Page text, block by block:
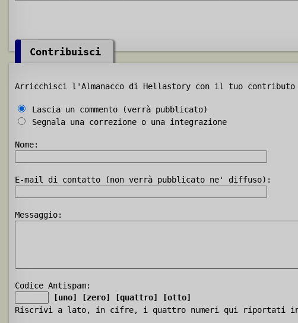
Contribuisci
Arricchisci l'Almanacco di Hellastory con il tuo contributo
Lascia un commento (verrà pubblicato)
Segnala una correzione o una integrazione
Nome:
E-mail di contatto (non verrà pubblicato ne' diffuso):
Messaggio:
Codice Antispam:
[uno]
[zero] [quattro]
[otto]
Riscrivi a lato, in cifre, i quattro numeri qui riportati